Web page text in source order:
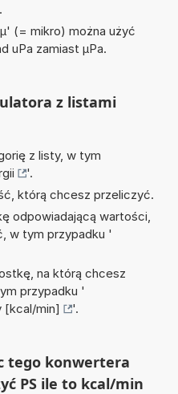
(= mikro) można użyć
uPa zamiast µPa.
z listami
z listy, w tym
'.
którą chcesz przeliczyć.
odpowiadającą wartości,
w tym przypadku '
na którą chcesz
przypadku '
[kcal/min]
'.
tego konwertera
PS ile to kcal/min